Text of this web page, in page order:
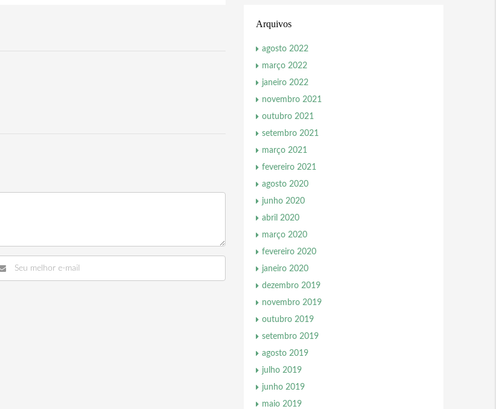
Arquivos
agosto 2022
março 2022
janeiro 2022
novembro 2021
outubro 2021
setembro 2021
março 2021
fevereiro 2021
agosto 2020
junho 2020
abril 2020
março 2020
fevereiro 2020
janeiro 2020
dezembro 2019
novembro 2019
outubro 2019
setembro 2019
agosto 2019
julho 2019
junho 2019
maio 2019